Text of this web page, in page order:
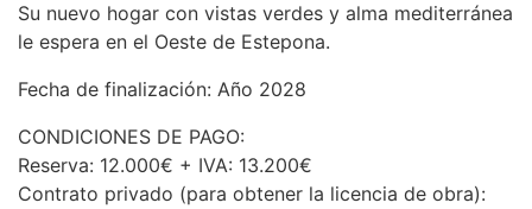
Su nuevo hogar con vistas verdes y alma mediterránea
le espera en el Oeste de Estepona.
Fecha de finalización: Año 2028
CONDICIONES DE PAGO:
Reserva: 12.000€ + IVA: 13.200€
Contrato privado (para obtener la licencia de obra):